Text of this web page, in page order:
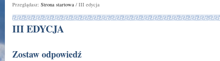
Przeglądasz: Strona startowa / III edycja
III EDYCJA
Zostaw odpowiedź